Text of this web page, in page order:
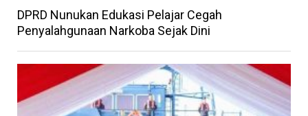
DPRD Nunukan Edukasi Pelajar Cegah
Penyalahgunaan Narkoba Sejak Dini